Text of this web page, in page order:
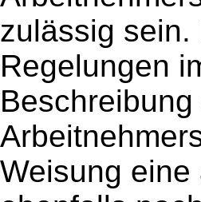
zulässig sein.
Regelungen
Weisung